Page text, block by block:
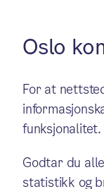
Oslo
For at
funksjonalitet.
Godtar du
statistikk og